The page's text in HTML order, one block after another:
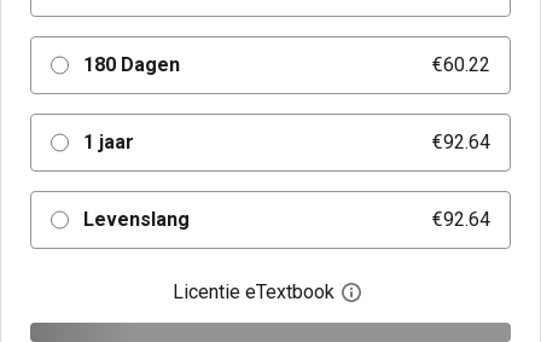
180 Dagen €60.22
1 jaar €92.64
Levenslang €92.64
Licentie eTextbook Open het